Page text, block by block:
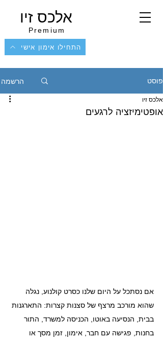
אלכס זיו
Premium
התחילו אימון אישי
פוסט הרשמה
אופטימיזציה לרגעים
אלכס זיו
אם נסתכל על היום שלנו כסרט קולנוע, נגלה
שהוא מורכב מרצף של סצנות קצרות: התארגנות
בבית, הנסיעה באוטו, הכניסה למשרד, התור
בחנות, פגישה עם חבר, אימון, זמן מסך או